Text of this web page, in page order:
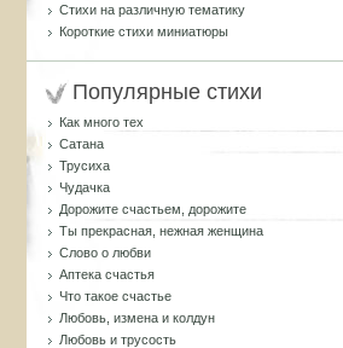
Стихи на различную тематику
Короткие стихи миниатюры
Популярные стихи
Как много тех
Сатана
Трусиха
Чудачка
Дорожите счастьем, дорожите
Ты прекрасная, нежная женщина
Слово о любви
Аптека счастья
Что такое счастье
Любовь, измена и колдун
Любовь и трусость